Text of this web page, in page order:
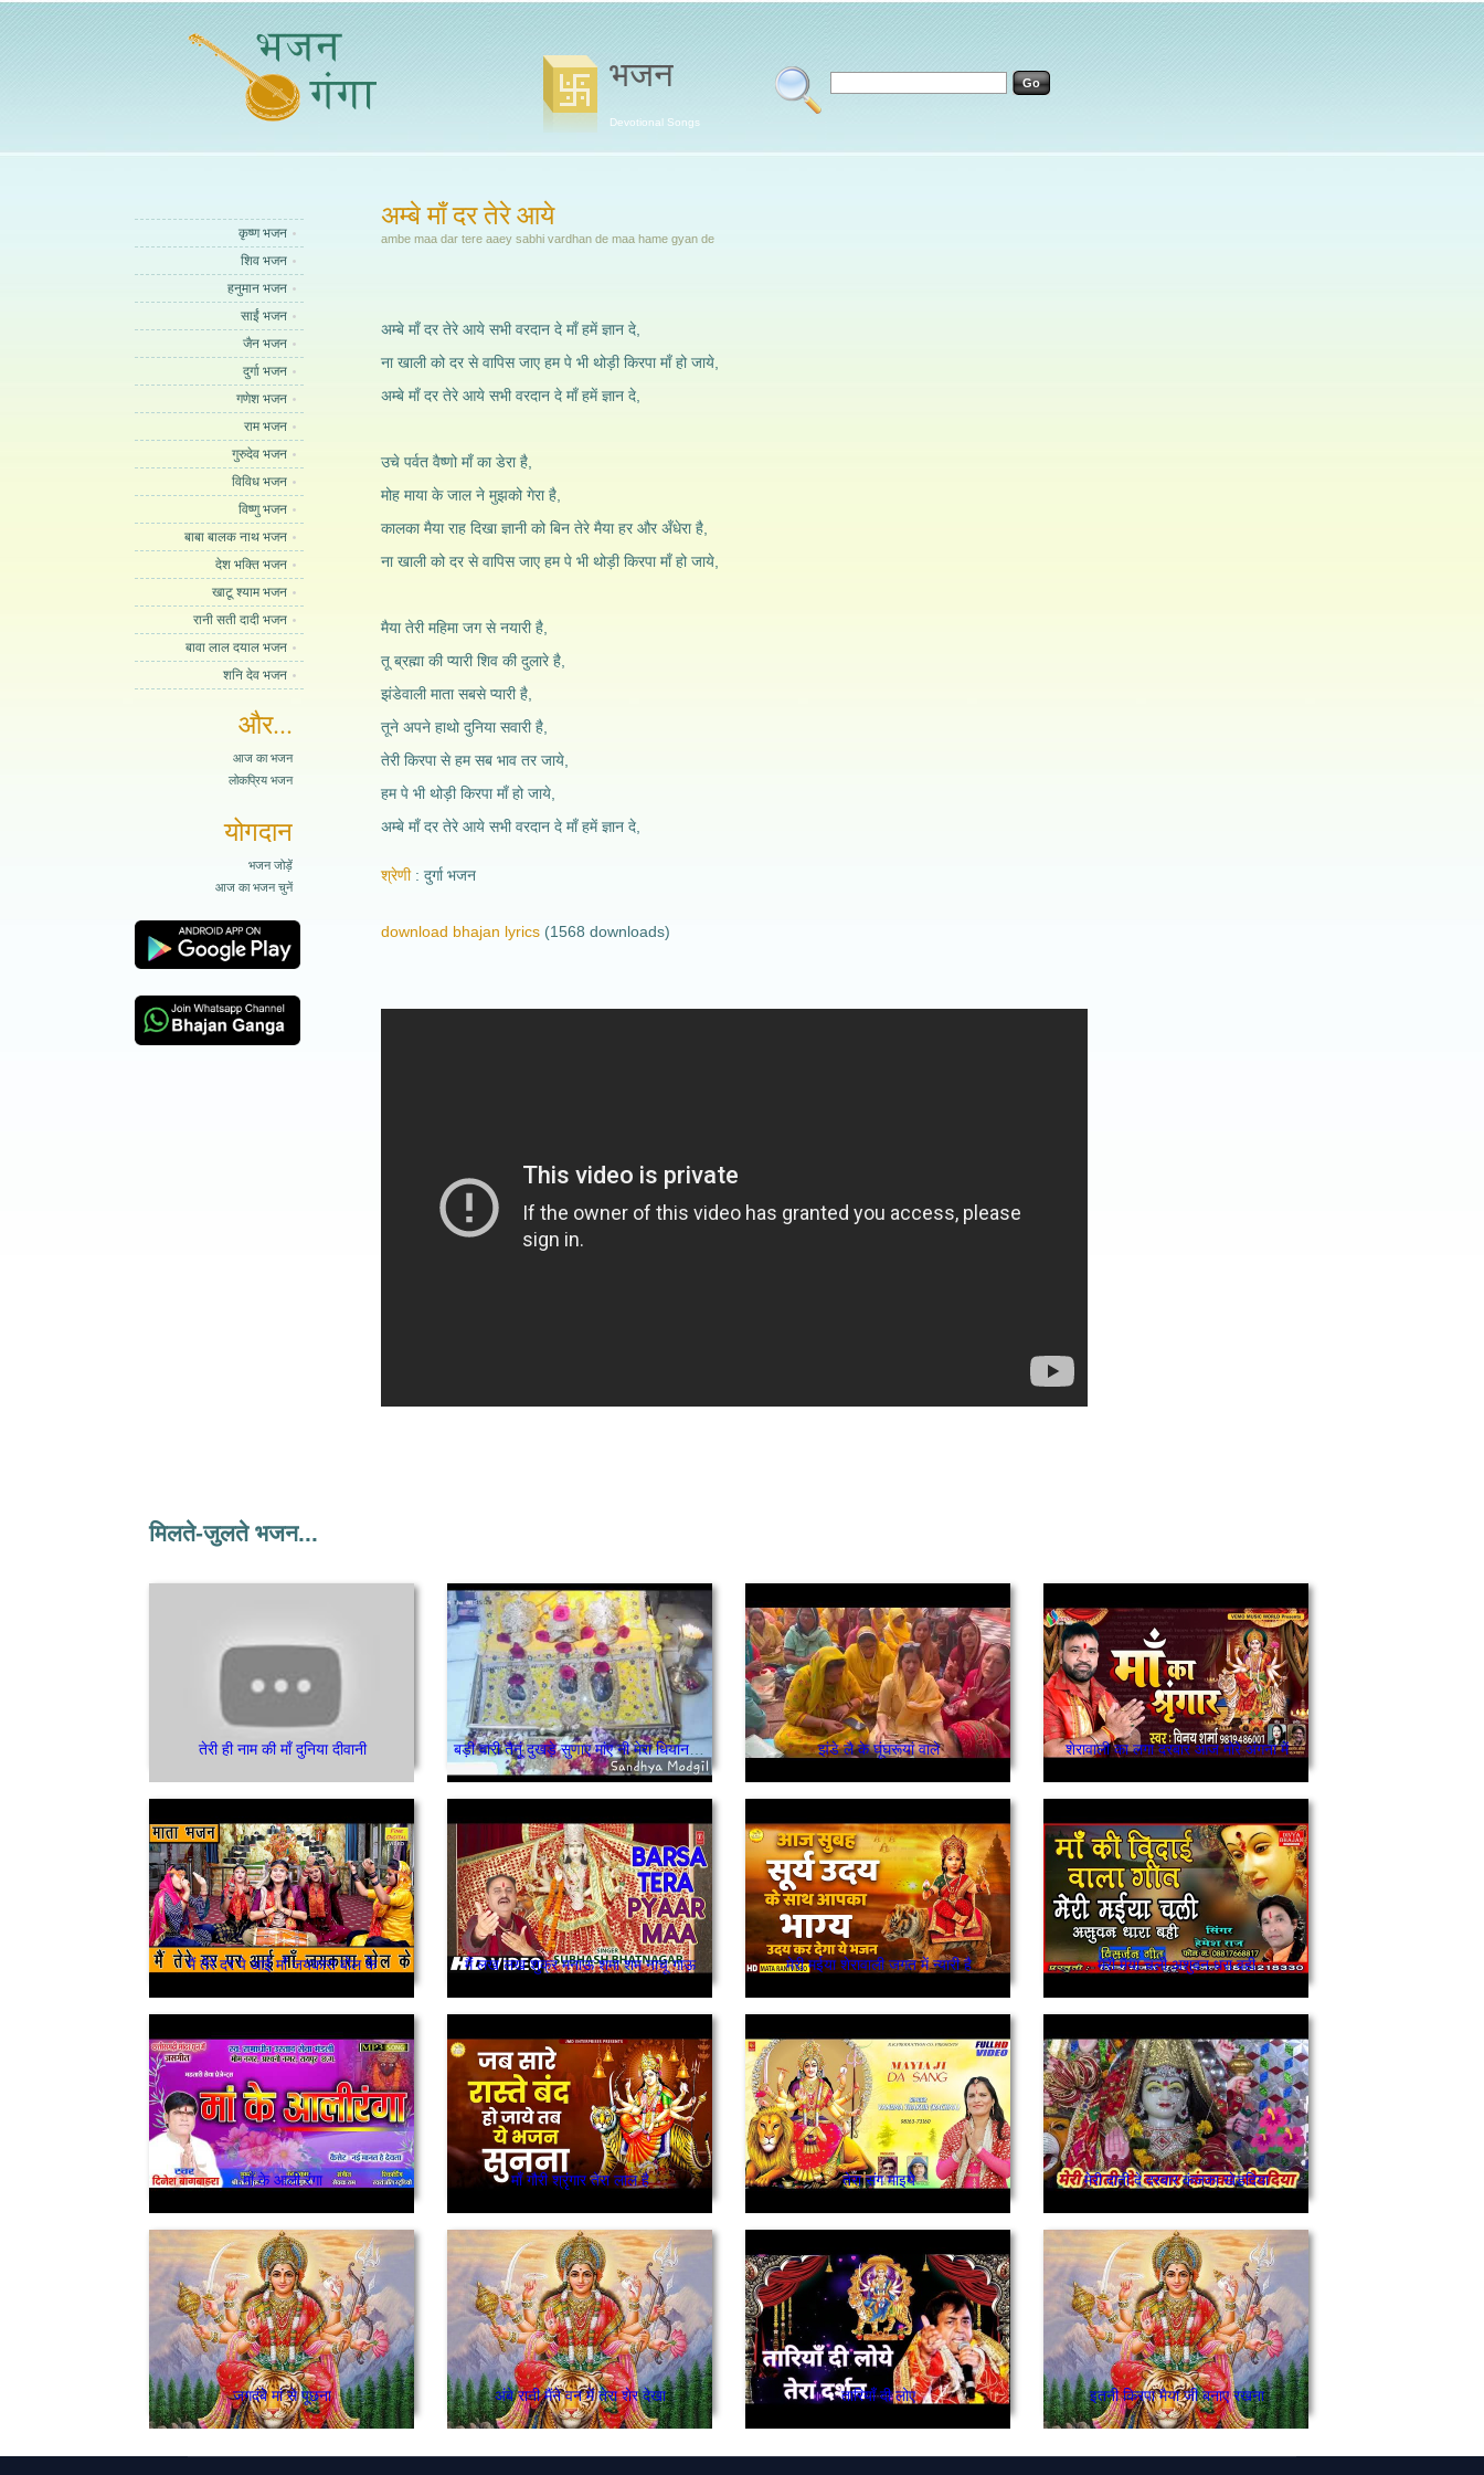
भजन
Devotional Songs
कृष्ण भजन
शिव भजन
हनुमान भजन
साईं भजन
जैन भजन
दुर्गा भजन
गणेश भजन
राम भजन
गुरुदेव भजन
विविध भजन
विष्णु भजन
बाबा बालक नाथ भजन
देश भक्ति भजन
खाटू श्याम भजन
रानी सती दादी भजन
बावा लाल दयाल भजन
शनि देव भजन
और...
आज का भजन
लोकप्रिय भजन
योगदान
भजन जोड़ें
आज का भजन चुनें
अम्बे माँ दर तेरे आये
ambe maa dar tere aaey sabhi vardhan de maa hame gyan de
अम्बे माँ दर तेरे आये सभी वरदान दे माँ हमें ज्ञान दे,
ना खाली को दर से वापिस जाए हम पे भी थोड़ी किरपा माँ हो जाये,
अम्बे माँ दर तेरे आये सभी वरदान दे माँ हमें ज्ञान दे,
उचे पर्वत वैष्णो माँ का डेरा है,
मोह माया के जाल ने मुझको गेरा है,
कालका मैया राह दिखा ज्ञानी को बिन तेरे मैया हर और अँधेरा है,
ना खाली को दर से वापिस जाए हम पे भी थोड़ी किरपा माँ हो जाये,
मैया तेरी महिमा जग से नयारी है,
तू ब्रह्मा की प्यारी शिव की दुलारे है,
झंडेवाली माता सबसे प्यारी है,
तूने अपने हाथो दुनिया सवारी है,
तेरी किरपा से हम सब भाव तर जाये,
हम पे भी थोड़ी किरपा माँ हो जाये,
अम्बे माँ दर तेरे आये सभी वरदान दे माँ हमें ज्ञान दे,
श्रेणी दुर्गा भजन
download bhajan lyrics (1568 downloads)
मिलते-जुलते भजन...
तेरी ही नाम की माँ दुनिया दीवानी झंडे लै के घूंघरूयां वाले शेरावाली का लगा दरबार आज मोरे अंगना में
मैं तेरे दर पे आई माँ जयकारा बोल के मैं लख लख शुक्र मनाऊ शमा शम नाचू गाऊ मेरी मईया शेरावाली जगत में न्यारी है मेरी मैया चली अशुवन धरा वही
माँ के आली रंगा माँ गौरी श्रृंगार तेरा लाल है तेरा संग माइये मेरी दाती दे दरबार कंजका खेडदिया
जगदंबे मां से पूछना अंबे रानी मैंने वन में तेरा शेर देखा तारियाँ दी लोए इतनी किरपा मैया जी बनाए रखना